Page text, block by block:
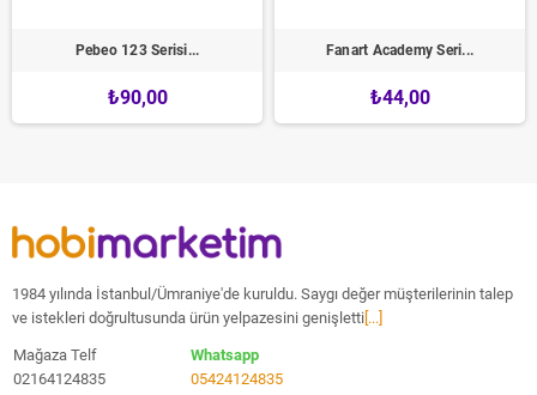
Pebeo 123 Serisi...
₺90,00
Fanart Academy Seri...
₺44,00
1984 yılında İstanbul/Ümraniye'de kuruldu. Saygı değer müşterilerinin talep
ve istekleri doğrultusunda ürün yelpazesini genişletti [...]
Mağaza Telf
02164124835
Whatsapp
05424124835